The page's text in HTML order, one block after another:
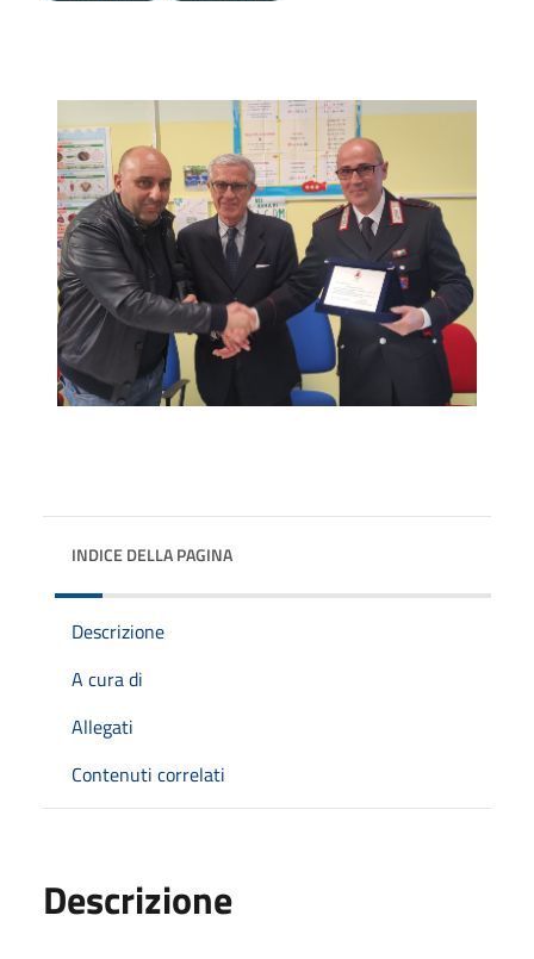
INDICE DELLA PAGINA
Descrizione
A cura di
Allegati
Contenuti correlati
Descrizione